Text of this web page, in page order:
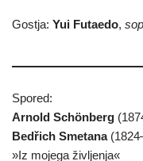
Gostja: Yui Futaedo,
Spored:
Arnold Schönberg
Bedřich Smetana
»Iz mojega življenja«